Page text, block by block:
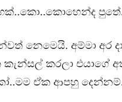
නෙමෙයි. අම්මා අර
කරලා එයාගේ
ඒක ආපහු